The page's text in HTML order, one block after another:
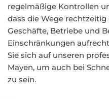
regelmäßige Kontrollen
dass die Wege
Geschäfte, Betriebe und
Einschränkungen
Sie sich auf unseren
Mayen, um auch bei
zu sein.